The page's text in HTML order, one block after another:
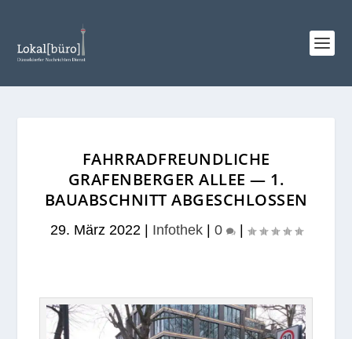
FAHRRADFREUNDLICHE
GRAFENBERGER ALLEE — 1.
BAUABSCHNITT ABGESCHLOSSEN
29. März 2022| Infothek| 0 |